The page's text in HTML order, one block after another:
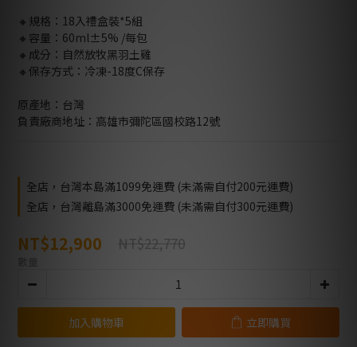
🔸規格：18入禮盒裝*5組
🔸容量：60ml±5% /每包
🔸成分：自然放牧黑羽土雞
🔸保存方式：冷凍-18度C保存
原產地：台灣
負責廠商地址：高雄市彌陀區國校路12號
全店，台灣本島滿1099免運費 (未滿需自付200元運費)
全店，台灣離島滿3000免運費 (未滿需自付300元運費)
NT$12,900 NT$22,770
加入購物車 立即購買